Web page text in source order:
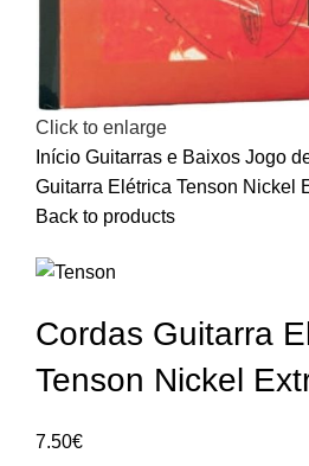
Click to enlarge
Início Guitarras e Baixos Jogo
Guitarra Elétrica Tenson Nickel
Back to products
Cordas Guitarra
Tenson Nickel
7.50€